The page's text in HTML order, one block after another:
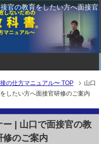
官の教育をしたい方へ面接官
の仕方マニュアル〜 TOP
山口
したい方へ面接官研修のご案内
| 山口で面接官の教
修のご案内